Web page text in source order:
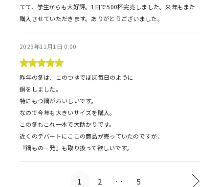
てて、学生からも大好評。1日で500杯完売しました。来年もまた
購入させていただきます。ありがとうございました。
2023年11月1日 0:00
昨年の冬は、このつゆでほぼ毎日のように
鍋をしました。
特にもつ鍋がおいしいです。
なので今年も大きいサイズを購入。
この冬もこれ一本で大助かりです。
近くのデパートにここの商品が売っていたのですが、
『鍋もの一発』も取り扱って欲しいです。
1 2 … 5